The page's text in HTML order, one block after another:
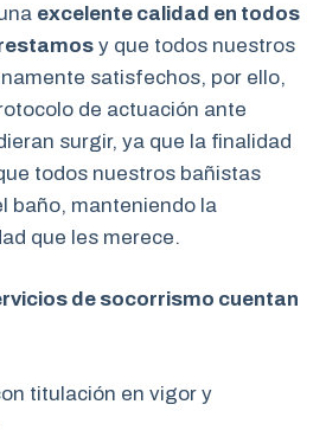
excelente calidad en todos
y que todos nuestros
satisfechos, por ello,
de actuación ante
surgir, ya que la finalidad
todos nuestros bañistas
baño, manteniendo la
que les merece.
de socorrismo cuentan
titulación en vigor y